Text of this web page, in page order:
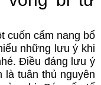
cuốn cẩm nang bổ
những lưu ý khi
Điều đáng lưu ý
là tuân thủ nguyên